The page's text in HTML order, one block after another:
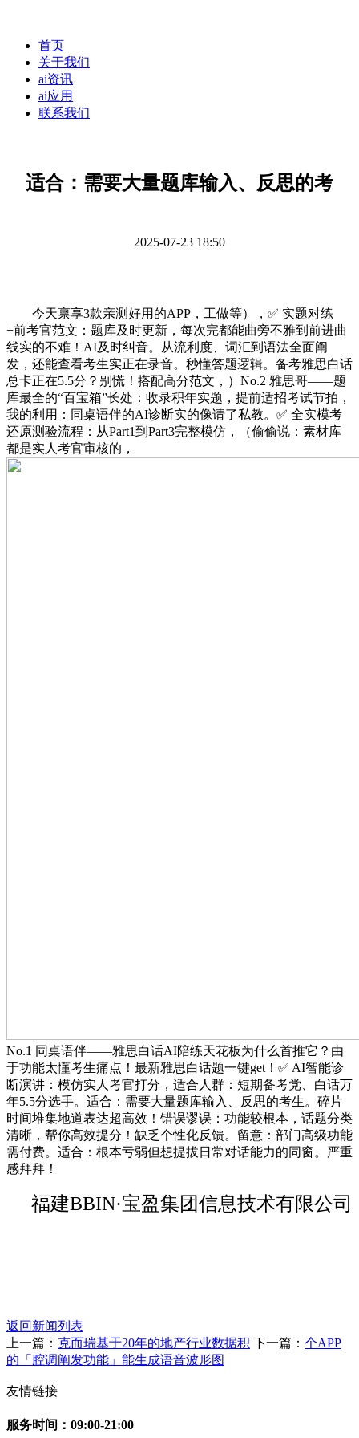
首页
关于我们
ai资讯
ai应用
联系我们
适合：需要大量题库输入、反思的考
2025-07-23 18:50
今天禀享3款亲测好用的APP，工做等），✅ 实题对练
+前考官范文：题库及时更新，每次完都能曲旁不雅到前进曲
线实的不难！AI及时纠音。从流利度、词汇到语法全面阐
发，还能查看考生实正在录音。秒懂答题逻辑。备考雅思白话
总卡正在5.5分？别慌！搭配高分范文，）No.2 雅思哥——题
库最全的“百宝箱”长处：收录积年实题，提前适招考试节拍，
我的利用：同桌语伴的AI诊断实的像请了私教。✅ 全实模考
还原测验流程：从Part1到Part3完整模仿，（偷偷说：素材库
都是实人考官审核的，
No.1 同桌语伴——雅思白话AI陪练天花板为什么首推它？由
于功能太懂考生痛点！最新雅思白话题一键get！✅ AI智能诊
断演讲：模仿实人考官打分，适合人群：短期备考党、白话万
年5.5分选手。适合：需要大量题库输入、反思的考生。碎片
时间堆集地道表达超高效！错误谬误：功能较根本，话题分类
清晰，帮你高效提分！缺乏个性化反馈。留意：部门高级功能
需付费。适合：根本亏弱但想提拔日常对话能力的同窗。严重
感拜拜！
福建BBIN·宝盈集团信息技术有限公司
返回新闻列表
上一篇： 克而瑞基于20年的地产行业数据积 下一篇： 个APP
的「腔调阐发功能」能生成语音波形图
友情链接
服务时间：09:00-21:00